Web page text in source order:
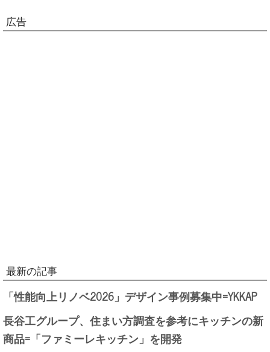
広告
最新の記事
「性能向上リノベ2026」デザイン事例募集中=YKKAP
長谷工グループ、住まい方調査を参考にキッチンの新
商品=「ファミーレキッチン」を開発